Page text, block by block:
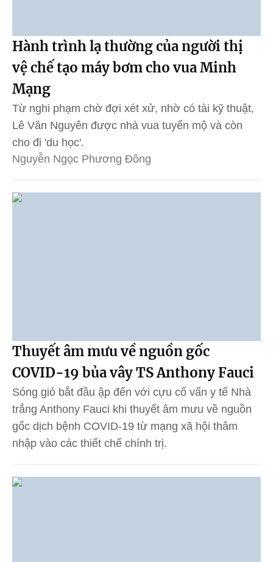
Hành trình lạ thường của người thị
vệ chế tạo máy bơm cho vua Minh
Mạng
Từ nghi phạm chờ đợi xét xử, nhờ có tài kỹ thuật,
Lê Văn Nguyên được nhà vua tuyển mộ và còn
cho đi 'du học'.
Nguyễn Ngọc Phương Đông
Thuyết âm mưu về nguồn gốc
COVID-19 bủa vây TS Anthony Fauci
Sóng gió bắt đầu ập đến với cựu cố vấn y tế Nhà
trắng Anthony Fauci khi thuyết âm mưu về nguồn
gốc dịch bệnh COVID-19 từ mạng xã hội thâm
nhập vào các thiết chế chính trị.